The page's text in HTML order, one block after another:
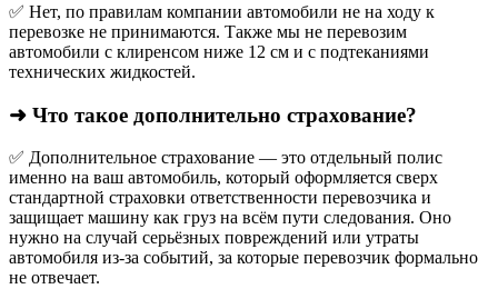
✅ Нет, по правилам компании автомобили не на ходу к
перевозке не принимаются. Также мы не перевозим
автомобили с клиренсом ниже 12 см и с подтеканиями
технических жидкостей.
➜ Что такое дополнительно страхование?
✅ Дополнительное страхование — это отдельный полис
именно на ваш автомобиль, который оформляется сверх
стандартной страховки ответственности перевозчика и
защищает машину как груз на всём пути следования. Оно
нужно на случай серьёзных повреждений или утраты
автомобиля из‑за событий, за которые перевозчик формально
не отвечает.​